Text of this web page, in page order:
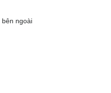
bên ngoài